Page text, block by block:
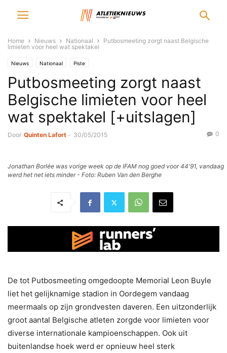
Home Nieuws Nationaal
Putbosmeeting zorgt naast Belgische
limieten voor heel wat spektakel
Nieuws Nationaal Piste
Putbosmeeting zorgt naast
Belgische limieten voor heel
wat spektakel [+uitslagen]
Door Quinten Lafort - 30/05/2015 0
Jonathan Borlée was vorige week op de IFAM nog goed voor 44'91, vandaag
werd het net iets minder - Foto: Ruben Van den Berghe
De tot Putbosmeeting omgedoopte Memorial Leon Buyle
liet het gelijknamige stadion in Oordegem vandaag
meermaals op zijn grondvesten daveren. Een uitzonderlijk
groot aantal Belgische atleten zorgde voor limieten voor
diverse internationale kampioenschappen. Ook uit
buitenlandse hoek werd er opnieuw heel sterk